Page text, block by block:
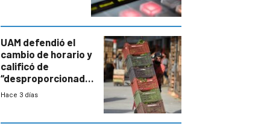
UAM defendió el
cambio de horario y
calificó de
“desproporcionado”
el bloqueo de
Hace 3 días